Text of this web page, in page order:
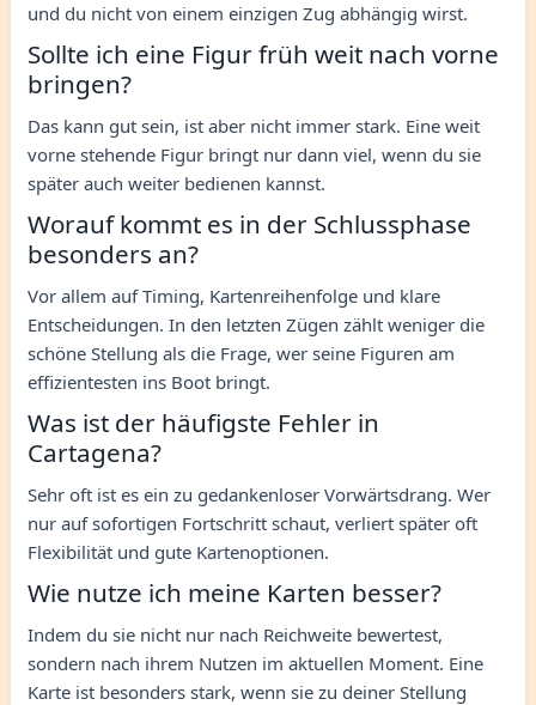
und du nicht von einem einzigen Zug abhängig wirst.
Sollte ich eine Figur früh weit nach vorne
bringen?
Das kann gut sein, ist aber nicht immer stark. Eine weit
vorne stehende Figur bringt nur dann viel, wenn du sie
später auch weiter bedienen kannst.
Worauf kommt es in der Schlussphase
besonders an?
Vor allem auf Timing, Kartenreihenfolge und klare
Entscheidungen. In den letzten Zügen zählt weniger die
schöne Stellung als die Frage, wer seine Figuren am
effizientesten ins Boot bringt.
Was ist der häufigste Fehler in
Cartagena?
Sehr oft ist es ein zu gedankenloser Vorwärtsdrang. Wer
nur auf sofortigen Fortschritt schaut, verliert später oft
Flexibilität und gute Kartenoptionen.
Wie nutze ich meine Karten besser?
Indem du sie nicht nur nach Reichweite bewertest,
sondern nach ihrem Nutzen im aktuellen Moment. Eine
Karte ist besonders stark, wenn sie zu deiner Stellung